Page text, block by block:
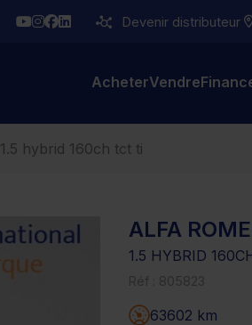
YouTube
Instagram
Facebook
LinkedinDevenir distributeur
AcheterVendre
1.5 hybrid 160ch tct ti
ALFA
1.5 HYBRID
63602 km